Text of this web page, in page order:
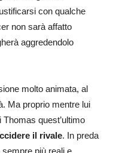
con qualche
non sarà affatto
aggredendolo
molto animata, al
Ma proprio mentre lui
quest’ultimo
il rivale. In preda